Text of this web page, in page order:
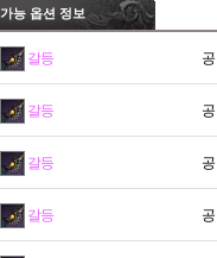
가능 옵션 정보
갈등
갈등
갈등
갈등